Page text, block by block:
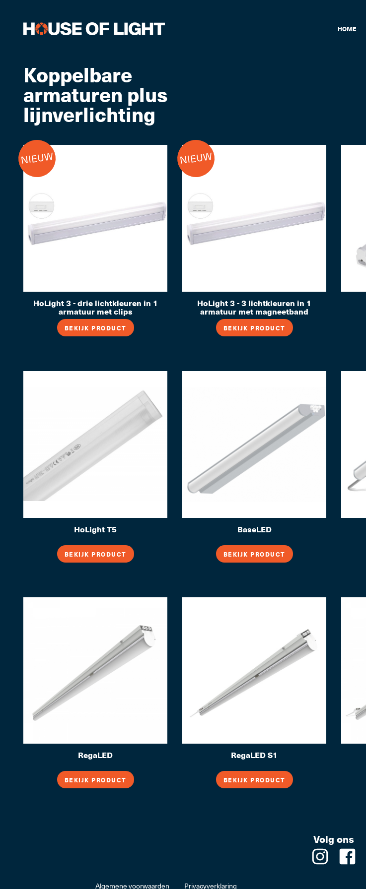
HOME
Koppelbare
armaturen plus
lijnverlichting
HoLight 3 - drie lichtkleuren in 1
armatuur met clips
NIEUW
BEKIJK PRODUCT
HoLight 3 - 3 lichtkleuren in 1
armatuur met magneetband
NIEUW
BEKIJK PRODUCT
HoLight T5
BEKIJK PRODUCT
BaseLED
BEKIJK PRODUCT
RegaLED
BEKIJK PRODUCT
RegaLED S1
BEKIJK PRODUCT
Volg ons
Algemene voorwaarden Privacyverklaring